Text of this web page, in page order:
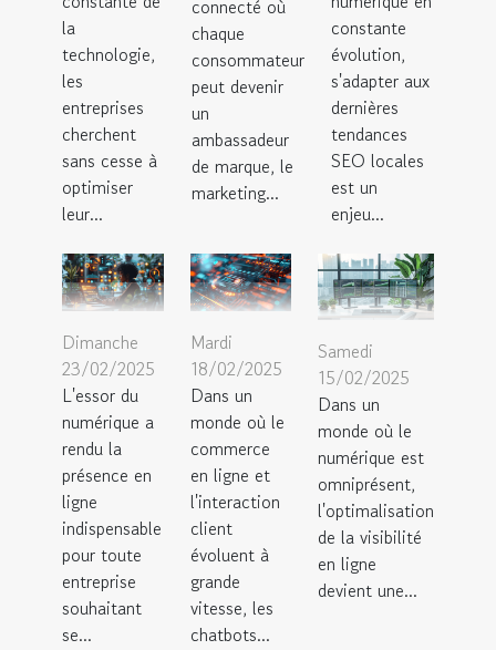
la
technologie,
les
entreprises
cherchent
sans cesse à
optimiser
leur...
connecté où
chaque
consommateur
peut devenir
un
ambassadeur
de marque, le
marketing...
constante
évolution,
s'adapter aux
dernières
tendances
SEO locales
est un
enjeu...
Dimanche
23/02/2025
L'essor du
numérique a
rendu la
présence en
ligne
indispensable
pour toute
entreprise
souhaitant
se...
Mardi
18/02/2025
Dans un
monde où le
commerce
en ligne et
l'interaction
client
évoluent à
grande
vitesse, les
chatbots...
Samedi
15/02/2025
Dans un
monde où le
numérique est
omniprésent,
l'optimalisation
de la visibilité
en ligne
devient une...